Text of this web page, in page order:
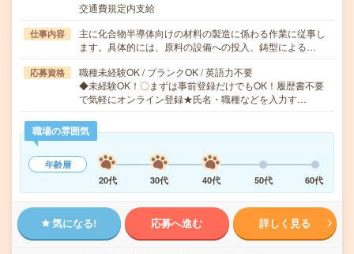
交通費規定内支給
仕事内容
主に化合物半導体向けの材料の製造に係わる作業に従事し
ます。具体的には、原料の設備への投入、鋳型による…
応募資格
職種未経験OK / ブランクOK / 英語力不要
◆未経験OK！〇まずは事前登録だけでもOK！履歴書不要
で気軽にオンライン登録★氏名・職種などを入力す…
職場の雰囲気
年齢層
20代
30代 40代 50代 60代
気になる! 応募へ進む 詳しく見る